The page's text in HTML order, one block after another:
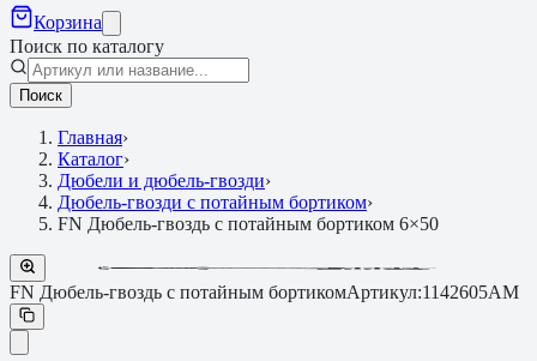
Корзина
Поиск по каталогу
Поиск
Главная›
Каталог›
Дюбели и дюбель-гвозди›
Дюбель-гвозди с потайным бортиком›
FN Дюбель-гвоздь с потайным бортиком 6×50
FN Дюбель-гвоздь с потайным бортикомАртикул:1142605AM